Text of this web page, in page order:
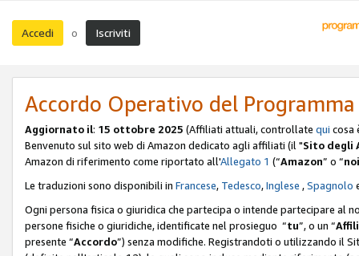
Accedi o Iscriviti
Accordo Operativo del
Aggiornato il: 15 ottobre 2025 (Affiliati attuali, controllate qui cosa
Benvenuto sul sito web di Amazon dedicato agli affiliati (il "Sito degli
Amazon di riferimento come riportato all'Allegato 1 (“Amazon” o “noi
Le traduzioni sono disponibili in Francese, Tedesco,Inglese ,Spagnolo
Ogni persona fisica o giuridica che partecipa o intende partecipare al
persone fisiche o giuridiche, identificate nel prosieguo “tu”, o un “
presente “Accordo”) senza modifiche. Registrandoti o utilizzando il